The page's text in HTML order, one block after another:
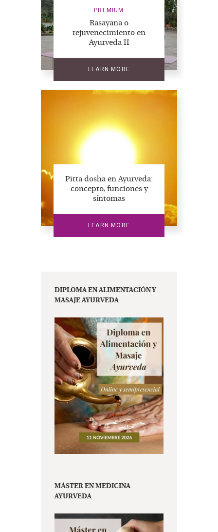
PREMIUM
Rasayana o
rejuvenecimiento en
Ayurveda II
LEARN MORE
Pitta dosha en Ayurveda:
concepto, funciones y
síntomas
LEARN MORE
DIPLOMA EN ALIMENTACIÓN Y
MASAJE AYURVEDA
MÁSTER EN MEDICINA
AYURVEDA